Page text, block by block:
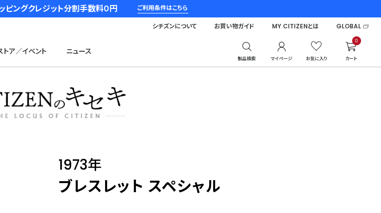
ピングクレジット分割手数料０円 ご利用条件はこちら
トア／イベント ニュース
製品検索 マイページ お気に入り
0
カート
シチズンについて お買い物ガイド MY CITIZENとは GLOBAL
1973年
ブレスレット スペシャル